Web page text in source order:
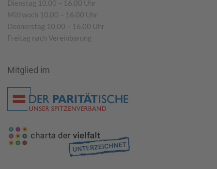
Dienstag 10.00 – 16.00 Uhr
Mittwoch 10.00 – 16.00 Uhr
Donnerstag 10.00 – 16.00 Uhr
Freitag nach Vereinbarung
Mitglied im